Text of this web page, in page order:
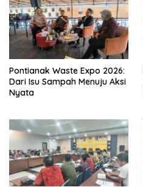
Pontianak Waste Expo 2026:
Dari Isu Sampah Menuju Aksi
Nyata